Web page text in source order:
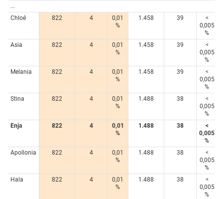
...
Chloé
822 4
0,01
%
1.458 39
<
0,005
%
Asia
822 4
0,01
%
1.458 39
<
0,005
%
Melania
822 4
0,01
%
1.458 39
<
0,005
%
Stina
822 4
0,01
%
1.488 38
<
0,005
%
Enja
822 4
0,01
%
1.488 38
<
0,005
%
Apollonia
822 4
0,01
%
1.488 38
<
0,005
%
Hala
822 4
0,01
%
1.488 38
<
0,005
%